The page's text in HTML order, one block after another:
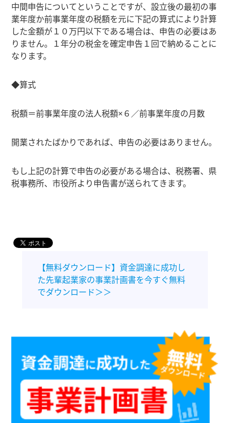
中間申告についてということですが、設立後の最初の事
業年度か前事業年度の税額を元に下記の算式により計算
した金額が１０万円以下である場合は、申告の必要はあ
りません。１年分の税金を確定申告１回で納めることに
なります。
◆算式
税額＝前事業年度の法人税額×６／前事業年度の月数
開業されたばかりであれば、申告の必要はありません。
もし上記の計算で申告の必要がある場合は、税務署、県
税事務所、市役所より申告書が送られてきます。
【無料ダウンロード】資金調達に成功し
た先輩起業家の事業計画書を今すぐ無料
でダウンロード＞＞